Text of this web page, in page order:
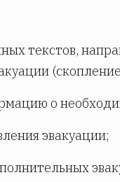
текстов,
о
эвакуации;